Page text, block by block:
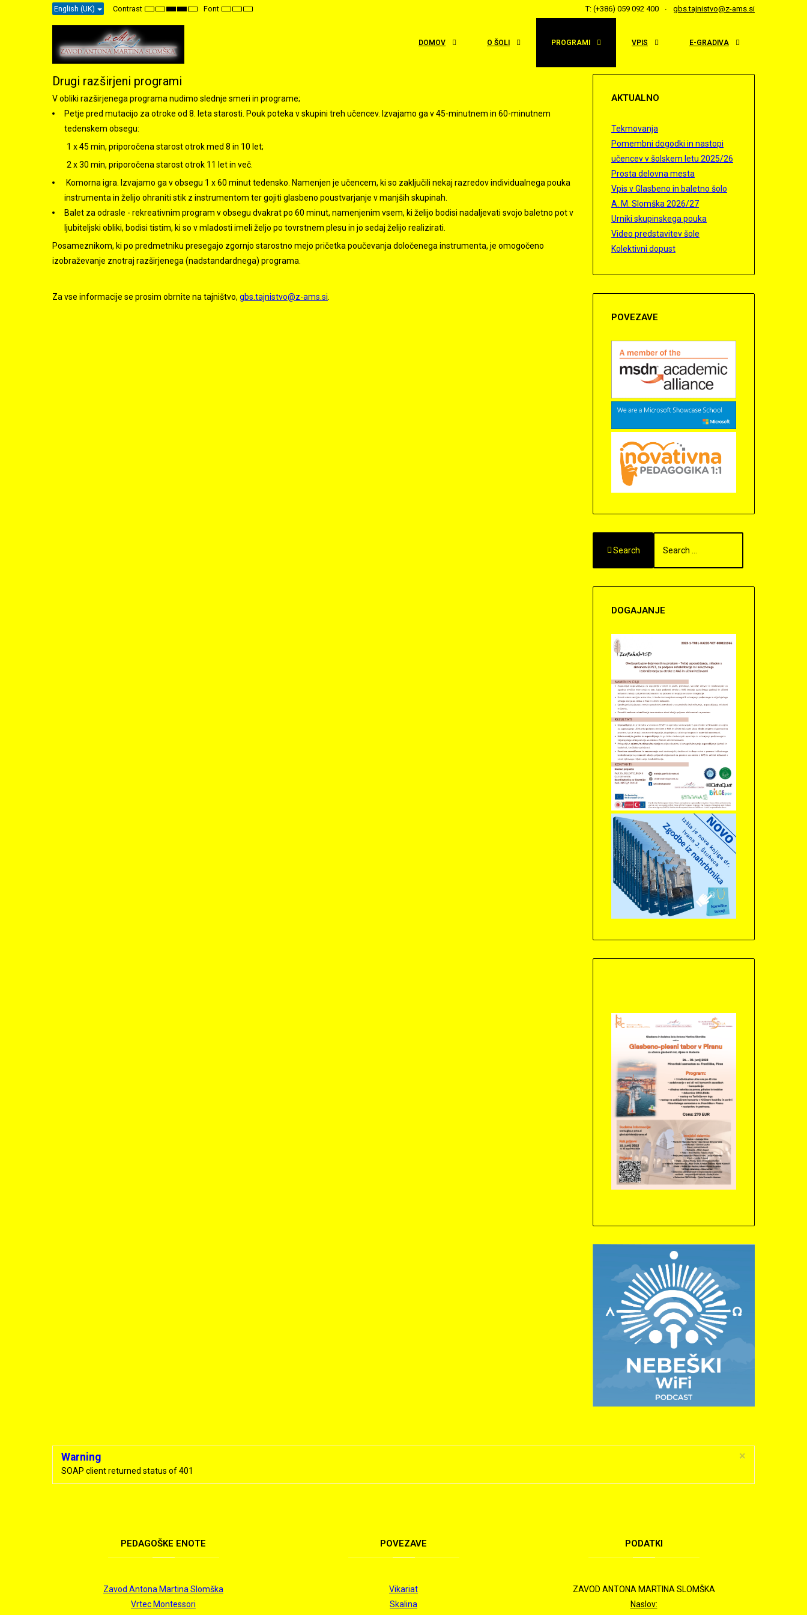
English (UK) Contrast
Default
NightHigh
Black
mode
High
Black
HighFont
SetSetSet
T: (+386) 059 092 400 gbs.tajnistvo@z-ams.si
DOMOV O ŠOLI PROGRAMI VPIS E-GRADIVA
Drugi razširjeni programi
V obliki razširjenega programa nudimo slednje smeri in programe;
Petje pred mutacijo za otroke od 8. leta starosti. Pouk poteka v skupini treh učencev. Izvajamo ga v 45-minutnem in 60-minutnem
tedenskem obsegu:
1 x 45 min, priporočena starost otrok med 8 in 10 let;
2 x 30 min, priporočena starost otrok 11 let in več.
Komorna igra. Izvajamo ga v obsegu 1 x 60 minut tedensko. Namenjen je učencem, ki so zaključili nekaj razredov individualnega pouka
instrumenta in želijo ohraniti stik z instrumentom ter gojiti glasbeno poustvarjanje v manjših skupinah.
Balet za odrasle - rekreativnim program v obsegu dvakrat po 60 minut, namenjenim vsem, ki želijo bodisi nadaljevati svojo baletno pot v
ljubiteljski obliki, bodisi tistim, ki so v mladosti imeli željo po tovrstnem plesu in jo sedaj želijo realizirati.
Posameznikom, ki po predmetniku presegajo zgornjo starostno mejo pričetka poučevanja določenega instrumenta, je omogočeno
izobraževanje znotraj razširjenega (nadstandardnega) programa.
Za vse informacije se prosim obrnite na tajništvo, gbs.tajnistvo@z-ams.si
AKTUALNO
Tekmovanja
Pomembni dogodki in nastopi
učencev v šolskem letu 2025/26
Prosta delovna mesta
Vpis v Glasbeno in baletno šolo
A. M. Slomška 2026/27
Urniki skupinskega pouka
Video predstavitev šole
Kolektivni dopust
POVEZAVE
Search
DOGAJANJE
×
Warning
SOAP client returned status of 401
PEDAGOŠKE ENOTE
Zavod Antona Martina Slomška
Vrtec Montessori
POVEZAVE
Vikariat
Skalina
PODATKI
ZAVOD ANTONA MARTINA SLOMŠKA
Naslov: